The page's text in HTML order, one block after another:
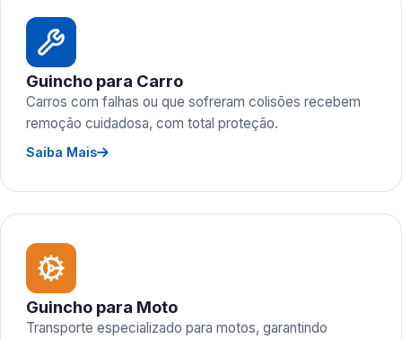
Guincho para Carro
Carros com falhas ou que sofreram colisões recebem
remoção cuidadosa, com total proteção.
Saiba Mais
Guincho para Moto
Transporte especializado para motos, garantindo